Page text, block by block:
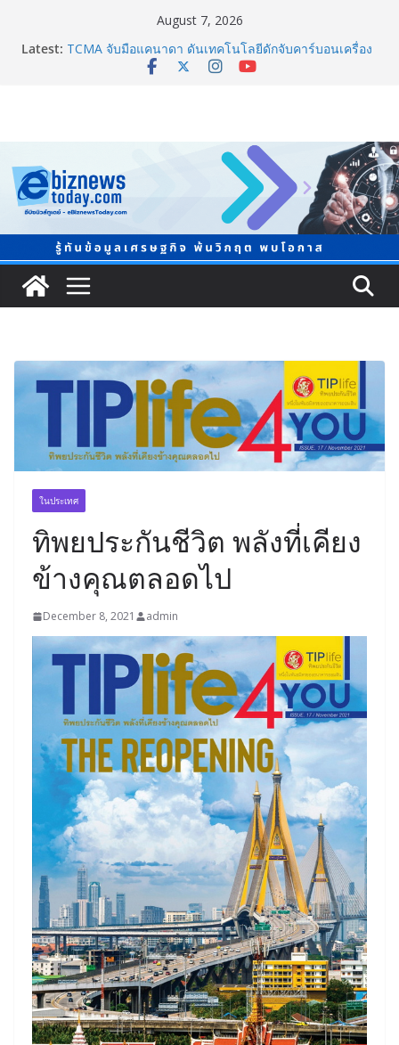
August 7, 2026
Latest: TCMA จับมือแคนาดา ดันเทคโนโลยีดักจับคาร์บอนเครื่อง
แรกในไทย ปูทางอุตสาหกรรมปูนซีเมนต์สู่ Net Zero 2050
ภาครัฐ-เอกชนจับมือสัมมนาใหญ่ ยกระดับอุตสาหกรรมเซ
รามิกไทยสู่สากล พร้อมชวนผู้ประกอบไทยร่วมงาน
“Ceramics Vietnam & Stone Vietnam 2026”
อลิอันซ์ อยุธยา ส่งเสริมคนไทยเตรียมพร้อมรับมือวิกฤต
เปิดพื้นที่ “Level Up the Care by Allianz Ayudhya
นิทรรศการยกระดับ…ความเป็นห่วง” ในงาน Hug
HeartYai
Guangzhou Yinghao School เผยวิสัยทัศน์การศึกษาที่
พร้อมรับอนาคต
ในประเทศ
ทิพยประกันชีวิต พลังที่เคียง
ข้างคุณตลอดไป
December 8, 2021 admin